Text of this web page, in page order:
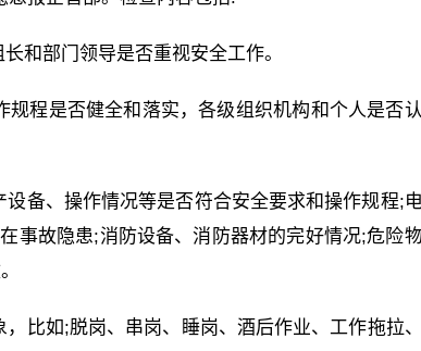
和部门领导是否重视安全工作。
程是否健全和落实，各级组织机构和个人是否
备、操作情况等是否符合安全要求和操作规程;
事故隐患;消防设备、消防器材的完好情况;危险
比如;脱岗、串岗、睡岗、酒后作业、工作拖拉